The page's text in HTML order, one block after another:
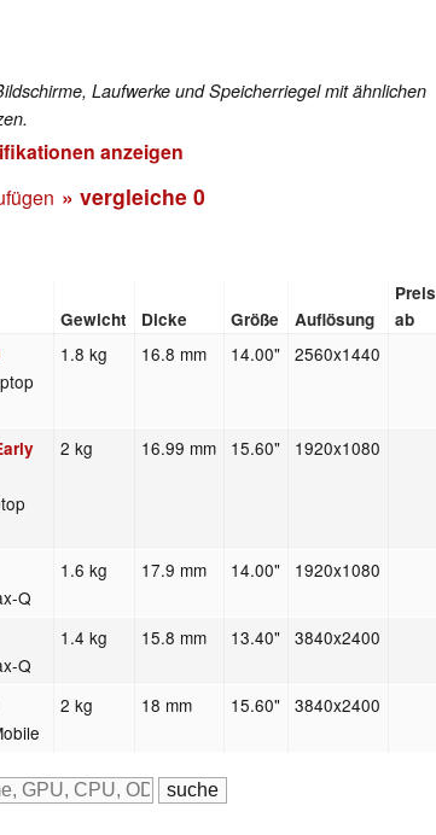
Laufwerke und Speicherriegel mit ähnlichen
anzeigen
» vergleiche 0
Gewicht Dicke Größe Auflösung
Preis
ab
1.8 kg 16.8 mm 14.00" 2560x1440
2 kg 16.99 mm 15.60" 1920x1080
Q
1.6 kg 17.9 mm 14.00" 1920x1080
Q
1.4 kg 15.8 mm 13.40" 3840x2400
2 kg 18 mm 15.60" 3840x2400